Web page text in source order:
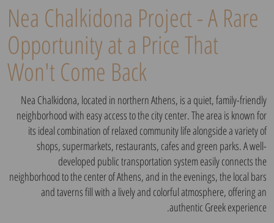
Nea Chalkidona, located in northern Athens, is a quiet, family-friendly
neighborhood with easy access to the city center. The area is known for
its ideal combination of relaxed community life alongside a variety of
shops, supermarkets, restaurants, cafes and green parks. A well-
developed public transportation system easily connects the
neighborhood to the center of Athens, and in the evenings, the local bars
and taverns fill with a lively and colorful atmosphere, offering an
authentic Greek experience.
Nea Chalkidona Project - A Rare
Opportunity at a Price That
Won't Come Back